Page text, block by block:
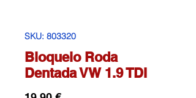
SKU: 803320
Bloqueio Roda
Dentada VW 1.9 TDI